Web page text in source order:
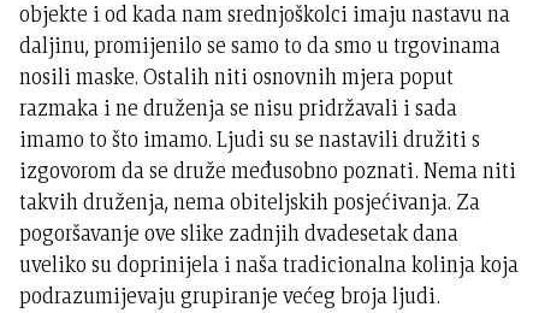
objekte i od kada nam srednjoškolci imaju nastavu na
daljinu, promijenilo se samo to da smo u trgovinama
nosili maske. Ostalih niti osnovnih mjera poput
razmaka i ne druženja se nisu pridržavali i sada
imamo to što imamo. Ljudi su se nastavili družiti s
izgovorom da se druže međusobno poznati. Nema niti
takvih druženja, nema obiteljskih posjećivanja. Za
pogoršavanje ove slike zadnjih dvadesetak dana
uveliko su doprinijela i naša tradicionalna kolinja koja
podrazumijevaju grupiranje većeg broja ljudi.